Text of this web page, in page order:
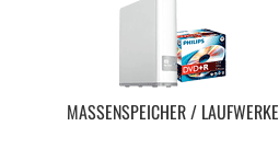
MASSENSPEICHER / LAUFWERKE